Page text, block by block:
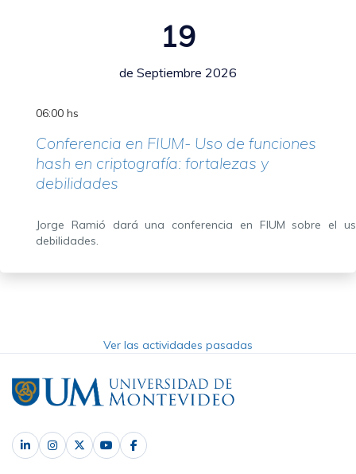
19
de Septiembre 2026
06:00 hs
Conferencia en FIUM- Uso de funciones
hash en criptografía: fortalezas y
debilidades
Jorge Ramió dará una conferencia en FIUM sobre el
debilidades.
Ver las actividades pasadas